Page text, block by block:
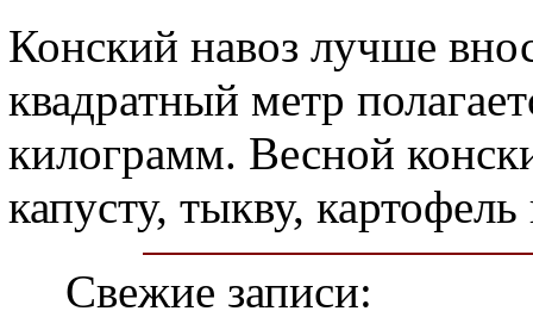
Конский навоз лучше
квадратный метр
килограмм. Весной
капусту, тыкву,
Свежие записи: